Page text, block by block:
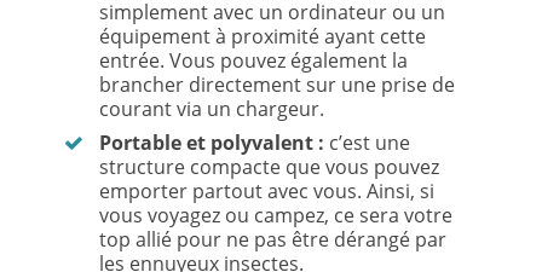
simplement avec un ordinateur ou un
équipement à proximité ayant cette
entrée. Vous pouvez également la
brancher directement sur une prise de
courant via un chargeur.
Portable et polyvalent : c’est une
structure compacte que vous pouvez
emporter partout avec vous. Ainsi, si
vous voyagez ou campez, ce sera votre
top allié pour ne pas être dérangé par
les ennuyeux insectes.